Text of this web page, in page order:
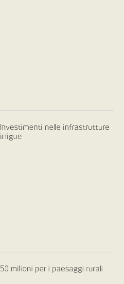
Investimenti nelle infrastrutture
irrigue
50 milioni per i paesaggi rurali